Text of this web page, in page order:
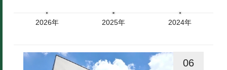
2026年 2025年 2024年
06